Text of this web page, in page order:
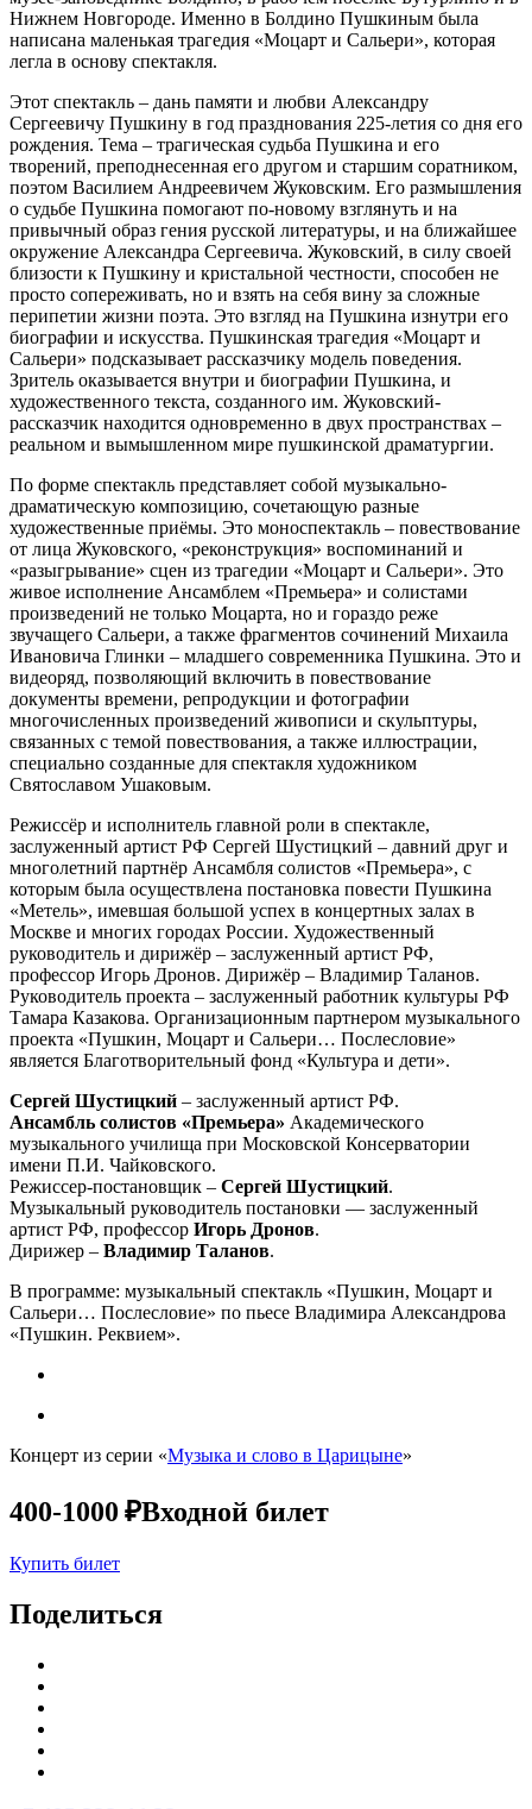
Нижнем Новгороде. Именно в Болдино Пушкиным была
написана маленькая трагедия «Моцарт и Сальери», которая
легла в основу спектакля.
Этот спектакль – дань памяти и любви Александру
Сергеевичу Пушкину в год празднования 225-летия со дня его
рождения. Тема – трагическая судьба Пушкина и его
творений, преподнесенная его другом и старшим соратником,
поэтом Василием Андреевичем Жуковским. Его размышления
о судьбе Пушкина помогают по-новому взглянуть и на
привычный образ гения русской литературы, и на ближайшее
окружение Александра Сергеевича. Жуковский, в силу своей
близости к Пушкину и кристальной честности, способен не
просто сопереживать, но и взять на себя вину за сложные
перипетии жизни поэта. Это взгляд на Пушкина изнутри его
биографии и искусства. Пушкинская трагедия «Моцарт и
Сальери» подсказывает рассказчику модель поведения.
Зритель оказывается внутри и биографии Пушкина, и
художественного текста, созданного им. Жуковский-
рассказчик находится одновременно в двух пространствах –
реальном и вымышленном мире пушкинской драматургии.
По форме спектакль представляет собой музыкально-
драматическую композицию, сочетающую разные
художественные приёмы. Это моноспектакль – повествование
от лица Жуковского, «реконструкция» воспоминаний и
«разыгрывание» сцен из трагедии «Моцарт и Сальери». Это
живое исполнение Ансамблем «Премьера» и солистами
произведений не только Моцарта, но и гораздо реже
звучащего Сальери, а также фрагментов сочинений Михаила
Ивановича Глинки – младшего современника Пушкина. Это и
видеоряд, позволяющий включить в повествование
документы времени, репродукции и фотографии
многочисленных произведений живописи и скульптуры,
связанных с темой повествования, а также иллюстрации,
специально созданные для спектакля художником
Святославом Ушаковым.
Режиссёр и исполнитель главной роли в спектакле,
заслуженный артист РФ Сергей Шустицкий – давний друг и
многолетний партнёр Ансамбля солистов «Премьера», с
которым была осуществлена постановка повести Пушкина
«Метель», имевшая большой успех в концертных залах в
Москве и многих городах России. Художественный
руководитель и дирижёр – заслуженный артист РФ,
профессор Игорь Дронов. Дирижёр – Владимир Таланов.
Руководитель проекта – заслуженный работник культуры РФ
Тамара Казакова. Организационным партнером музыкального
проекта «Пушкин, Моцарт и Сальери… Послесловие»
является Благотворительный фонд «Культура и дети».
Сергей Шустицкий – заслуженный артист РФ.
Ансамбль солистов «Премьера» Академического
музыкального училища при Московской Консерватории
имени П.И. Чайковского.
Режиссер-постановщик – Сергей Шустицкий.
Музыкальный руководитель постановки — заслуженный
артист РФ, профессор Игорь Дронов.
Дирижер – Владимир Таланов.
В программе: музыкальный спектакль «Пушкин, Моцарт и
Сальери… Послесловие» по пьесе Владимира Александрова
«Пушкин. Реквием».
Концерт из серии «Музыка и слово в Царицыне»
400-1000 ₽Входной билет
Купить билет
Поделиться